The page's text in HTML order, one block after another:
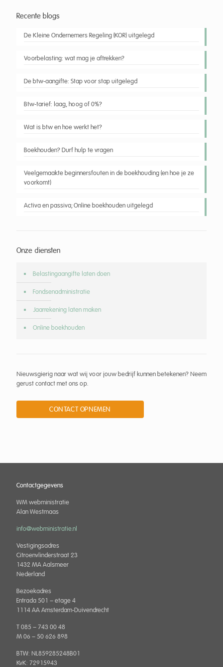
Recente blogs
De Kleine Ondernemers Regeling (KOR) uitgelegd
Voorbelasting: wat mag je aftrekken?
De btw-aangifte: Stap voor stap uitgelegd
Btw-tarief: laag, hoog of 0%?
Wat is btw en hoe werkt het?
Boekhouden? Durf hulp te vragen
Veelgemaakte beginnersfouten in de boekhouding (en hoe je ze
voorkomt)
Activa en passiva; Online boekhouden uitgelegd
Onze diensten
Belastingaangifte laten doen
Fondsenadministratie
Jaarrekening laten maken
Online boekhouden
Nieuwsgierig naar wat wij voor jouw bedrijf kunnen betekenen? Neem
gerust contact met ons op.
CONTACT OPNEMEN
Contactgegevens
WM webministratie
Alan Westmaas
info@webministratie.nl
Vestigingsadres
Citroenvlinderstraat 23
1432 MA Aalsmeer
Nederland
Bezoekadres
Entrada 501 – etage 4
1114 AA Amsterdam-Duivendrecht
T 085 – 743 00 48
M 06 – 50 626 898
BTW: NL859285248B01
KvK: 72915943